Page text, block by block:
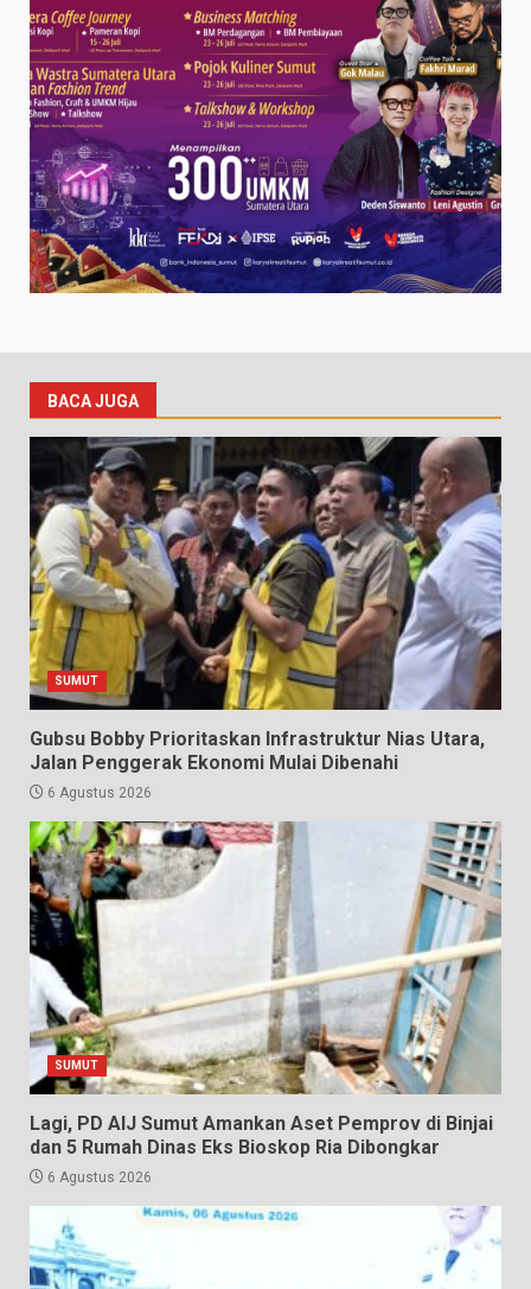
BACA JUGA
SUMUT
Gubsu Bobby Prioritaskan Infrastruktur Nias Utara,
Jalan Penggerak Ekonomi Mulai Dibenahi
6 Agustus 2026
SUMUT
Lagi, PD AIJ Sumut Amankan Aset Pemprov di Binjai
dan 5 Rumah Dinas Eks Bioskop Ria Dibongkar
6 Agustus 2026